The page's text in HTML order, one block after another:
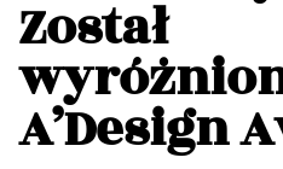
Został
A’Design